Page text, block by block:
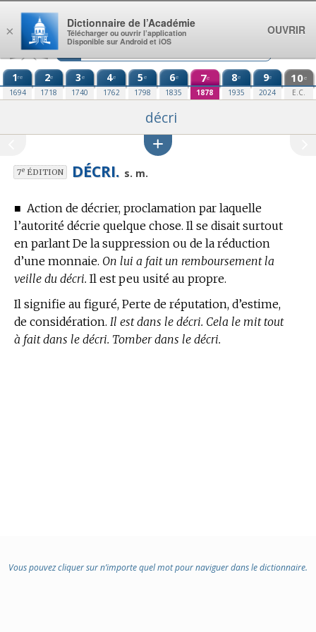
Aller au contenu
1re
1694
2e
1718
3e
1740
4e
1762
5e
1798
6e
1835
7e
1878
8e
1935
9e
2024
10e
E.C.
décri
7eÉDITION DÉCRI. s. m.
■ Action de décrier, proclamation par laquelle
l’autorité décrie quelque chose. Il se disait surtout
en parlant De la suppression ou de la réduction
d’une monnaie. On lui a fait un remboursement la
veille du décri. Il est peu usité au propre.
Il signifie au figuré, Perte de réputation, d’estime,
de considération. Il est dans le décri. Cela le mit tout
à fait dans le décri. Tomber dans le décri.
Vous pouvez cliquer sur n’importe quel mot pour naviguer dans le dictionnaire.
×
Dictionnaire de l’Académie
Télécharger ou ouvrir l’application
Disponible sur Android et iOS
OUVRIR